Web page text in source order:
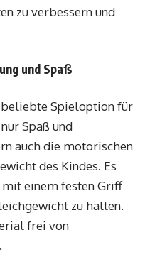
zu verbessern und
und Spaß
beliebte Spieloption für
Spaß und
auch die motorischen
des Kindes. Es
einem festen Griff
zu halten.
frei von